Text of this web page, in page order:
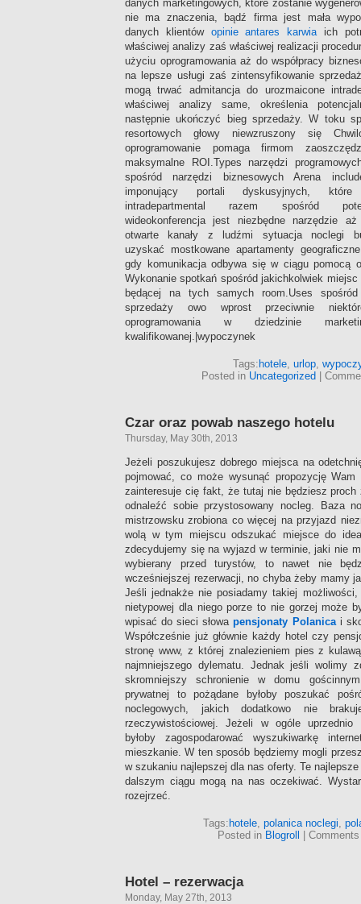
danych marketingowych, które zostanie
nie ma znaczenia, bądź firma jest mała
danych klientów opinie antares karwiaich
właściwej analizy zaś właściwej realizacji
użyciu oprogramowania aż do współpracy
na lepsze usługi zaś zintensyfikowanie
mogą trwać admitancja do urozmaicone
właściwej analizy same, określenia
następnie ukończyć bieg sprzedaży. W toku
resortowych głowy niewzruszony się
oprogramowanie pomaga firmom
maksymalne ROI.Types narzędzi
spośród narzędzi biznesowych Arena
imponujący portali dyskusyjnych, które
intradepartmental razem spośród
wideokonferencja jest niezbędne narzędzie
otwarte kanały z ludźmi sytuacja noclegi
uzyskać mostkowane apartamenty
gdy komunikacja odbywa się w ciągu pomocą
Wykonanie spotkań spośród jakichkolwiek
będącej na tych samych room.Uses spośród
sprzedaży owo wprost przeciwnie
oprogramowania w dziedzinie
kwalifikowanej.|wypoczynek
Tags: hotele, urlop,
Posted in Uncategorized
Czar oraz powab naszego hotelu
Thursday, May 30th, 2013
Jeżeli poszukujesz dobrego miejsca na
pojmować, co może wysunąć propozycję
zainteresuje cię fakt, że tutaj nie będziesz proch
odnaleźć sobie przystosowany nocleg. Baza
mistrzowsku zrobiona co więcej na przyjazd
wolą w tym miejscu odszukać miejsce do
zdecydujemy się na wyjazd w terminie, jaki nie
wybierany przed turystów, to nawet nie
wcześniejszej rezerwacji, no chyba żeby mamy
Jeśli jednakże nie posiadamy takiej
nietypowej dla niego porze to nie gorzej może
wpisać do sieci słowapensjonaty Polanicai
Współcześnie już głównie każdy hotel czy
stronę www, z której znalezieniem pies z
najmniejszego dylematu. Jednak jeśli wolimy
skromniejszy schronienie w domu
prywatnej to pożądane byłoby poszukać
noclegowych, jakich dodatkowo nie
rzeczywistościowej. Jeżeli w ogóle uprzednio
byłoby zagospodarować wyszukiwarkę
mieszkanie. W ten sposób będziemy mogli
w szukaniu najlepszej dla nas oferty. Te
dalszym ciągu mogą na nas oczekiwać.
rozejrzeć.
Tags: hotele, polanica noclegi,
Posted in Blogroll
Hotel – rezerwacja
Monday, May 27th, 2013